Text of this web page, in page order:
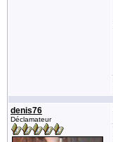
denis76
Déclamateur